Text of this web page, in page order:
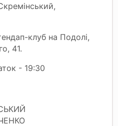
клуб на Подолі,
41.
- 19:30